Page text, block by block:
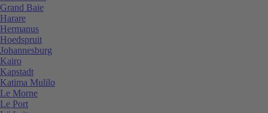
Grand Baie
Harare
Hermanus
Hoedspruit
Johannesburg
Kairo
Kapstadt
Katima Mulilo
Le Morne
Le Port